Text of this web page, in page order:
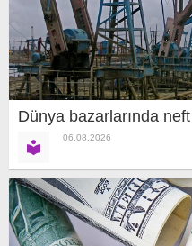
Dünya bazarlarında
06.08.2026